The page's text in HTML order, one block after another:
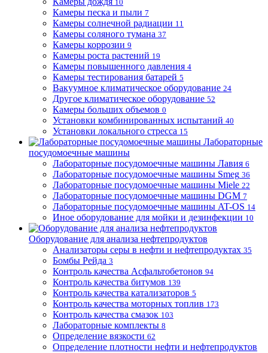
10
Камеры песка и пыли 7
Камеры солнечной радиации 11
Камеры соляного тумана 37
Камеры коррозии 9
Камеры роста растений 19
Камеры повышенного давления 4
Камеры тестирования батарей 5
Вакуумное климатическое оборудование 24
Другое климатическое оборудование 52
Камеры больших объемов 0
Установки комбинированных испытаний 40
Установки локального стресса 15
Лабораторные
посудомоечные машины
Лабораторные посудомоечные машины Лавия 6
Лабораторные посудомоечные машины Smeg 36
Лабораторные посудомоечные машины Miele 22
Лабораторные посудомоечные машины DGM 7
Лабораторные посудомоечные машины AT-OS 14
Иное оборудование для мойки и дезинфекции 10
Оборудование для анализа нефтепродуктов
Анализаторы серы в нефти и нефтепродуктах 35
Бомбы Рейда 3
Контроль качества Асфальтобетонов 94
Контроль качества битумов 139
Контроль качества катализаторов 5
Контроль качества моторных топлив 173
Контроль качества смазок 103
Лабораторные комплекты 8
Определение вязкости 62
Определение плотности нефти и нефтепродуктов